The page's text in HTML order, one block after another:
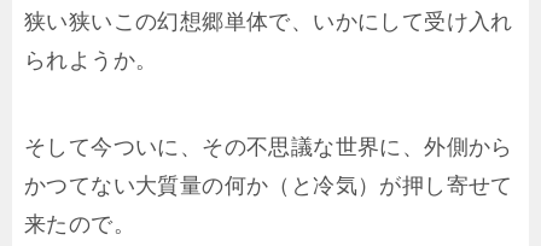
狭い狭いこの幻想郷単体で、いかにして受け入れ
られようか。
そして今ついに、その不思議な世界に、外側から
かつてない大質量の何か（と冷気）が押し寄せて
来たので。